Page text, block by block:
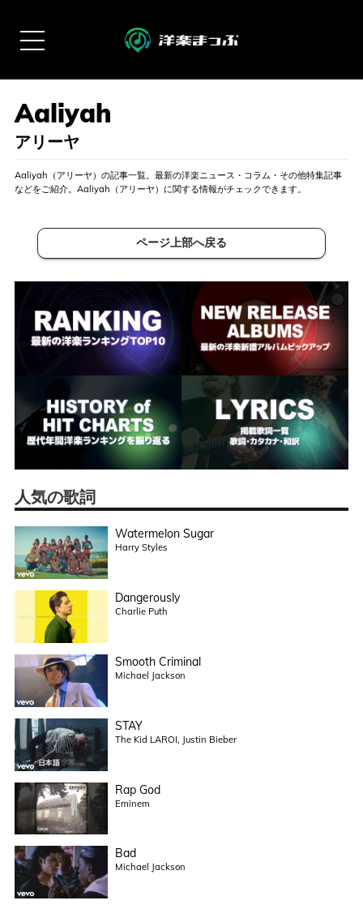
アリーヤ
Aaliyah（アリーヤ）の記事一覧。最新の洋楽ニュース・コラム・その他特集記事
などをご紹介。Aaliyah（アリーヤ）に関する情報がチェックできます。
ページ上部へ戻る
人気の歌詞
Watermelon Sugar
Harry Styles
Dangerously
Charlie Puth
Smooth Criminal
Michael Jackson
STAY
The Kid LAROI, Justin Bieber
Rap God
Eminem
Bad
Michael Jackson